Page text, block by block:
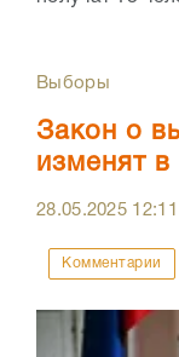
Выборы
Закон о
изменят в
28.05.2025 12:11
Комментарии